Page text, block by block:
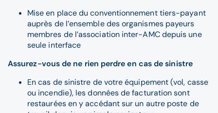
Mise en place du conventionnement tiers-payant
auprès de l’ensemble des organismes payeurs
membres de l’association inter-AMC depuis une
seule interface
Assurez-vous de ne rien perdre en cas de sinistre
En cas de sinistre de votre équipement (vol, casse
ou incendie), les données de facturation sont
restaurées en y accédant sur un autre poste de